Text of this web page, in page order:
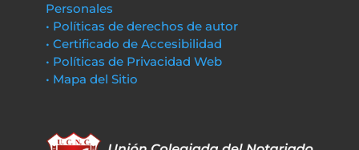
Personales
• Políticas de derechos de autor
• Certificado de Accesibilidad
• Políticas de Privacidad Web
• Mapa del Sitio